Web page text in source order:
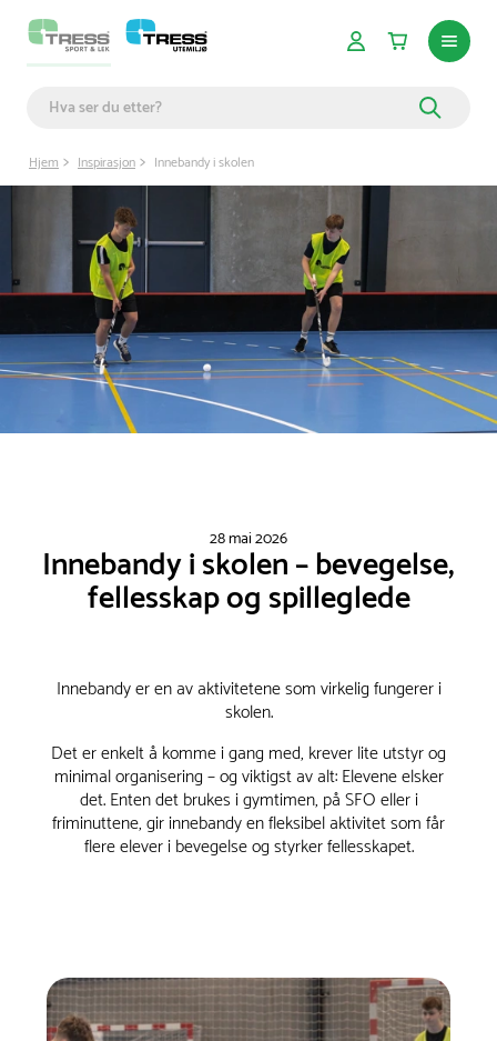
Hjem Inspirasjon Innebandy i skolen
28 mai 2026
Innebandy i skolen – bevegelse,
fellesskap og spilleglede
Innebandy er en av aktivitetene som virkelig fungerer i
skolen.
Det er enkelt å komme i gang med, krever lite utstyr og
minimal organisering – og viktigst av alt: Elevene elsker
det. Enten det brukes i gymtimen, på SFO eller i
friminuttene, gir innebandy en fleksibel aktivitet som får
flere elever i bevegelse og styrker fellesskapet.